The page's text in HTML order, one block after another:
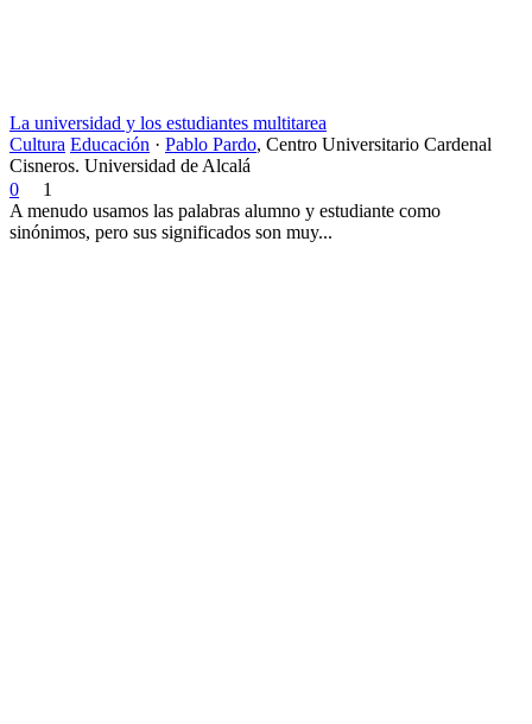
La universidad y los estudiantes multitarea
Cultura Educación · Pablo Pardo, Centro Universitario Cardenal
Cisneros. Universidad de Alcalá
0
1
A menudo usamos las palabras alumno y estudiante como
sinónimos, pero sus significados son muy...